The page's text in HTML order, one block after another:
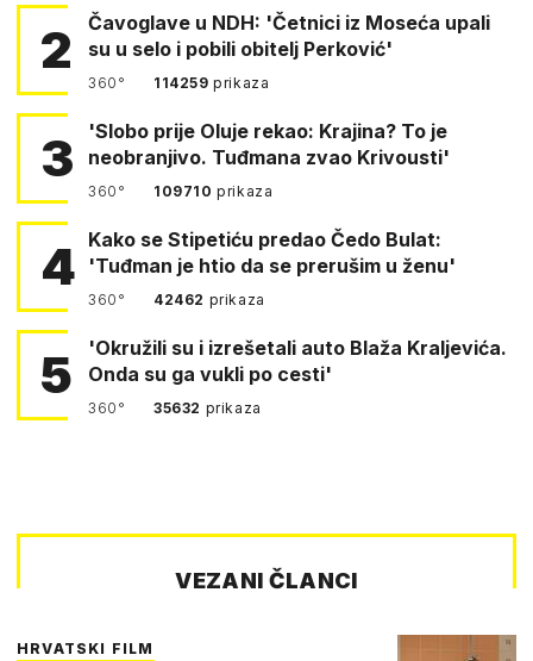
2
Čavoglave u NDH: 'Četnici iz Moseća upali
su u selo i pobili obitelj Perković'
360° 114259prikaza
3
'Slobo prije Oluje rekao: Krajina? To je
neobranjivo. Tuđmana zvao Krivousti'
360° 109710prikaza
4 Kako se Stipetiću predao Čedo Bulat:
'Tuđman je htio da se prerušim u ženu'
360° 42462 prikaza
5
'Okružili su i izrešetali auto Blaža Kraljevića.
Onda su ga vukli po cesti'
360° 35632 prikaza
VEZANI ČLANCI
HRVATSKI FILM